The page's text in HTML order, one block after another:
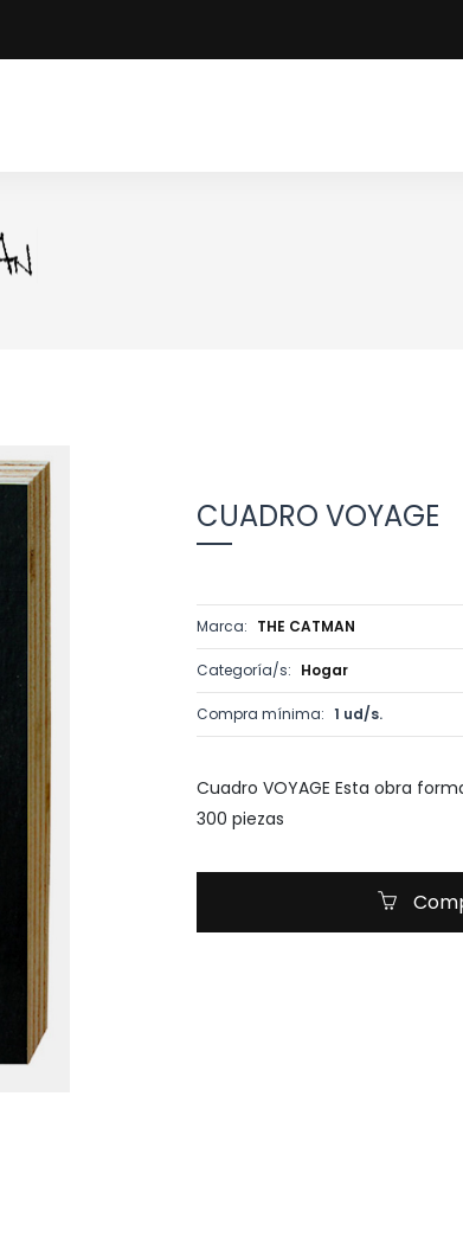
CUADRO VOYAGE
Marca: THE CATMAN
Categoría/s: Hogar
Compra mínima: 1 ud/s.
Cuadro VOYAGE Esta obra
300 piezas